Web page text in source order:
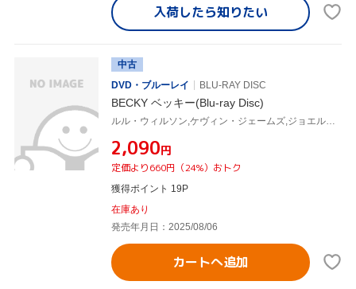
入荷したら知りたい
中古
DVD・ブルーレイ
BLU-RAY DISC
BECKY ベッキー(Blu-ray Disc)
ルル・ウィルソン,ケヴィン・ジェームズ,ジョエル・マクヘイル,カリー・マーニオン,ジョナサン・ミロ
¥2,090円
定価より660円（24%）おトク
獲得ポイント 19P
在庫あり
発売年月日：2025/08/06
カートへ追加